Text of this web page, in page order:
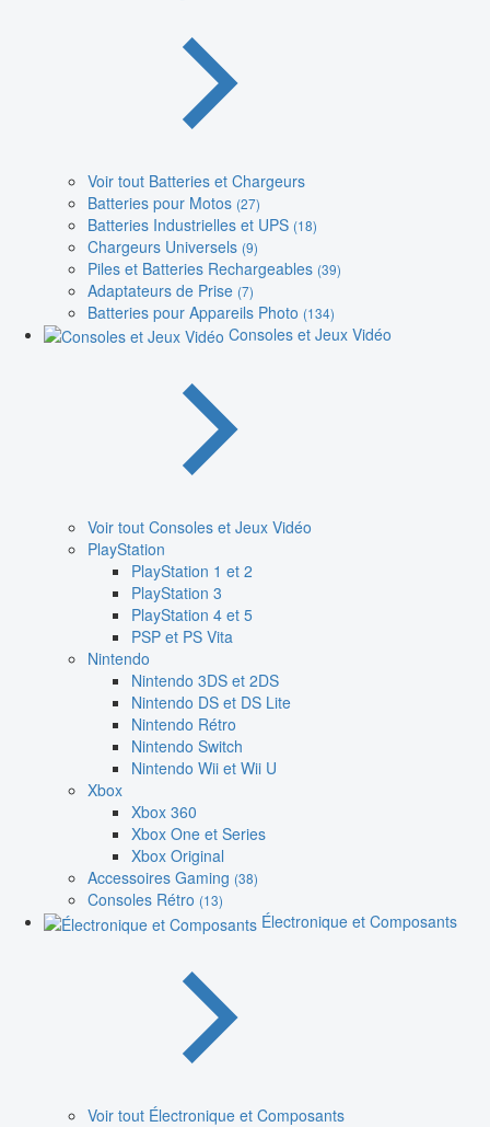
Voir tout Batteries et Chargeurs
Batteries pour Motos (27)
Batteries Industrielles et UPS (18)
Chargeurs Universels (9)
Piles et Batteries Rechargeables (39)
Adaptateurs de Prise (7)
Batteries pour Appareils Photo (134)
Consoles et Jeux Vidéo
Voir tout Consoles et Jeux Vidéo
PlayStation
PlayStation 1 et 2
PlayStation 3
PlayStation 4 et 5
PSP et PS Vita
Nintendo
Nintendo 3DS et 2DS
Nintendo DS et DS Lite
Nintendo Rétro
Nintendo Switch
Nintendo Wii et Wii U
Xbox
Xbox 360
Xbox One et Series
Xbox Original
Accessoires Gaming (38)
Consoles Rétro (13)
Électronique et Composants
Voir tout Électronique et Composants